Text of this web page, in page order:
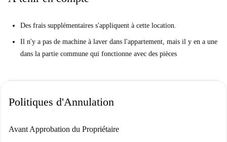
Des frais supplémentaires s'appliquent à cette location.
Il n'y a pas de machine à laver dans l'appartement, mais il y en a une
dans la partie commune qui fonctionne avec des pièces
Politiques d'Annulation
Avant Approbation du Propriétaire